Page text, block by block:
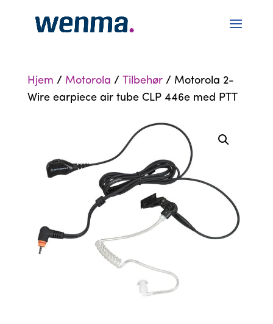
Hjem / Motorola / Tilbehør/ Motorola 2-
Wire earpiece air tube CLP 446e med PTT